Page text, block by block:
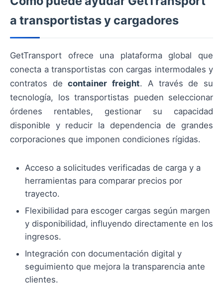
a transportistas y cargadores
GetTransport ofrece una plataforma global que
conecta a transportistas con cargas intermodales y
contratos decontainer freight. A través de su
tecnología, los transportistas pueden seleccionar
órdenes rentables, gestionar su capacidad
disponible y reducir la dependencia de grandes
corporaciones que imponen condiciones rígidas.
Acceso a solicitudes verificadas de carga y a
herramientas para comparar precios por
trayecto.
Flexibilidad para escoger cargas según margen
y disponibilidad, influyendo directamente en los
ingresos.
Integración con documentación digital y
seguimiento que mejora la transparencia ante
clientes.